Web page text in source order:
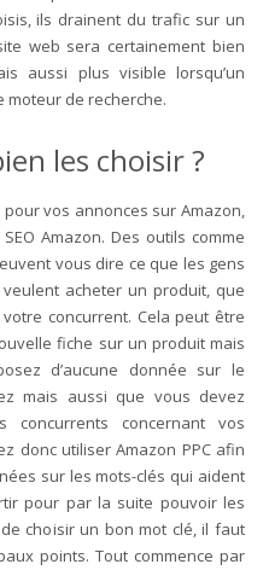
ils drainent du trafic sur un
web sera certainement bien
aussi plus visible lorsqu’un
de recherche.
les choisir ?
pour vos annonces sur Amazon,
Amazon. Des outils comme
vous dire ce que les gens
acheter un produit, que
concurrent. Cela peut être
fiche sur un produit mais
d’aucune donnée sur le
mais aussi que vous devez
concurrents concernant vos
donc utiliser Amazon PPC afin
sur les mots-clés qui aident
pour par la suite pouvoir les
choisir un bon mot clé, il faut
points. Tout commence par